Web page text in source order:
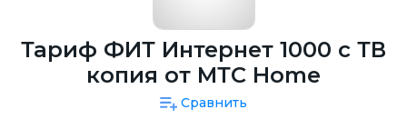
Тариф ФИТ Интернет 1000 с ТВ
копия от МТС Home
Сравнить